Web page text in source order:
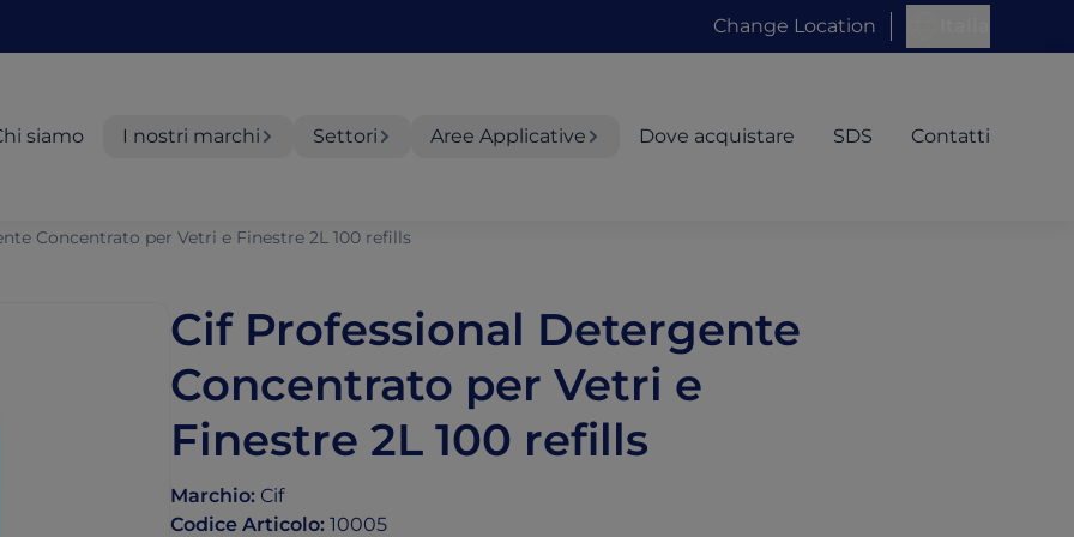
Change Location
siamo I nostri marchi Settori Aree Applicative Dove acquistare SDS Contatti
Concentrato per Vetri e Finestre 2L 100 refills
Cif Professional Detergente
Concentrato per Vetri e
Finestre 2L 100 refills
Marchio: Cif
Codice Articolo: 10005